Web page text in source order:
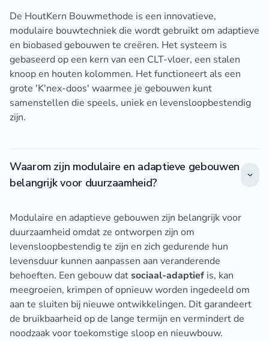
De HoutKern Bouwmethode is een innovatieve,
modulaire bouwtechniek die wordt gebruikt om adaptieve
en biobased gebouwen te creëren. Het systeem is
gebaseerd op een kern van een CLT-vloer, een stalen
knoop en houten kolommen. Het functioneert als een
grote 'K'nex-doos' waarmee je gebouwen kunt
samenstellen die speels, uniek en levensloopbestendig
zijn.
Waarom zijn modulaire en adaptieve gebouwen
belangrijk voor duurzaamheid?
Modulaire en adaptieve gebouwen zijn belangrijk voor
duurzaamheid omdat ze ontworpen zijn om
levensloopbestendig te zijn en zich gedurende hun
levensduur kunnen aanpassen aan veranderende
behoeften. Een gebouw datsociaal-adaptief is, kan
meegroeien, krimpen of opnieuw worden ingedeeld om
aan te sluiten bij nieuwe ontwikkelingen. Dit garandeert
de bruikbaarheid op de lange termijn en vermindert de
noodzaak voor toekomstige sloop en nieuwbouw.